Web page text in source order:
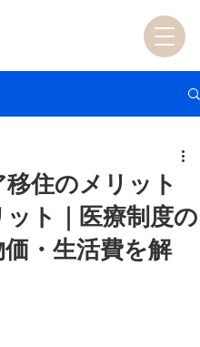
住のメリット
ット｜医療制度の
・生活費を解